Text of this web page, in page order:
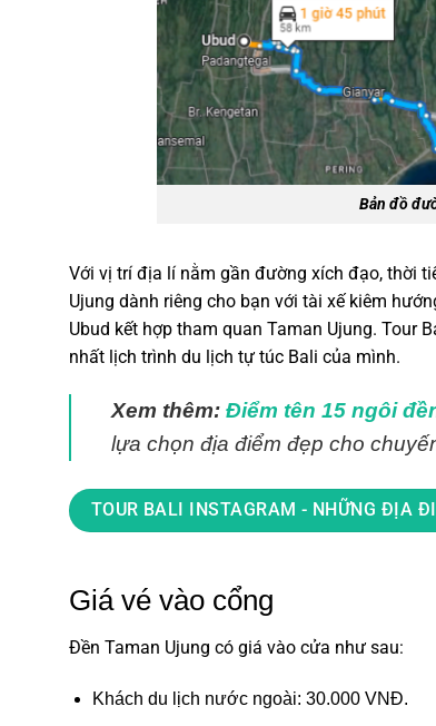
Bản đồ
Với vị trí địa lí nằm gần đường xích đạo, thời
Ujung dành riêng cho bạn với tài xế kiêm
Ubud kết hợp tham quan Taman Ujung. Tour
nhất lịch trình du lịch tự túc Bali của mình.
Xem thêm: Điểm tên 15 ngôi
lựa chọn địa điểm đẹp cho
TOUR BALI INSTAGRAM - NHỮNG ĐỊA
Giá vé vào cổng
Đền Taman Ujung có giá vào cửa như sau:
Khách du lịch nước ngoài: 30.000 VNĐ.